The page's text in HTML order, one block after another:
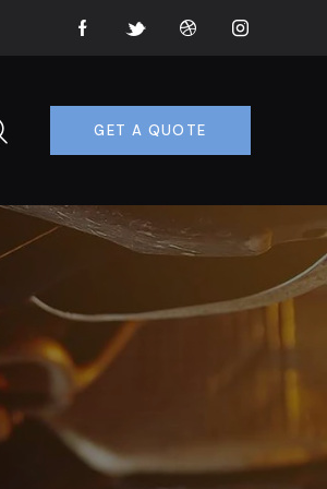
GET A QUOTE